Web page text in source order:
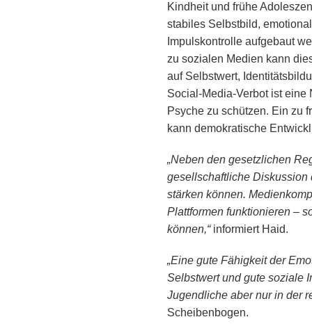
Kindheit und frühe
stabiles Selbstbild,
Impulskontrolle aufgebaut
zu sozialen Medien kann
auf Selbstwert,
Social-Media-Verbot ist
Psyche zu schützen. Ein zu
kann demokratische
„Neben den gesetzlichen
gesellschaftliche Diskussion
stärken können.
Plattformen funktionieren –
können,“ informiert Haid.
„Eine gute Fähigkeit der
Selbstwert und gute soziale
Jugendliche aber nur in der
Scheibenbogen.